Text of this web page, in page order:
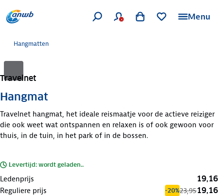
Menu
Hangmatten
Travelnet
Hangmat
Travelnet hangmat, het ideale reismaatje voor de actieve reiziger
die ook weet wat ontspannen en relaxen is of ook gewoon voor
thuis, in de tuin, in het park of in de bossen.
Levertijd: wordt geladen..
Ledenprijs 19,16
Reguliere prijs -20%23,9519,16